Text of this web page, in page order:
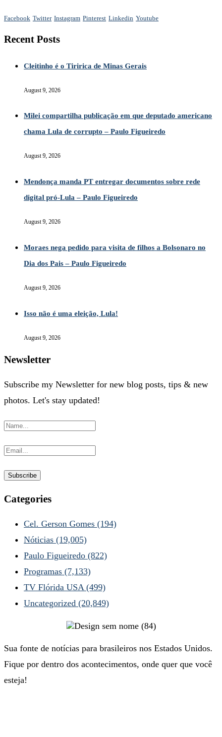
Facebook Twitter Instagram Pinterest Linkedin Youtube
Recent Posts
Cleitinho é o Tiririca de Minas Gerais
August 9, 2026
Milei compartilha publicação em que deputado americano
chama Lula de corrupto – Paulo Figueiredo
August 9, 2026
Mendonça manda PT entregar documentos sobre rede
digital pró-Lula – Paulo Figueiredo
August 9, 2026
Moraes nega pedido para visita de filhos a Bolsonaro no
Dia dos Pais – Paulo Figueiredo
August 9, 2026
Isso não é uma eleição, Lula!
August 9, 2026
Newsletter
Subscribe my Newsletter for new blog posts, tips & new
photos. Let's stay updated!
Categories
Cel. Gerson Gomes (194)
Nóticias (19,005)
Paulo Figueiredo (822)
Programas (7,133)
TV Flórida USA (499)
Uncategorized (20,849)
Sua fonte de notícias para brasileiros nos Estados Unidos.
Fique por dentro dos acontecimentos, onde quer que você
esteja!